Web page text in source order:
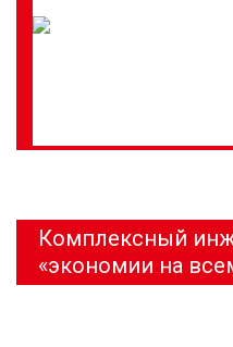
Комплексный
«экономии на